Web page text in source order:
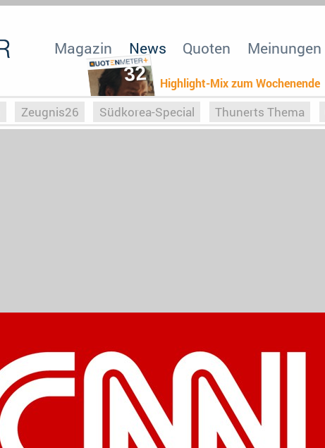
32 Highlight-Mix zum Wochenende
Magazin News Quoten Meinungen
Zeugnis26 Südkorea-Special Thunerts Thema